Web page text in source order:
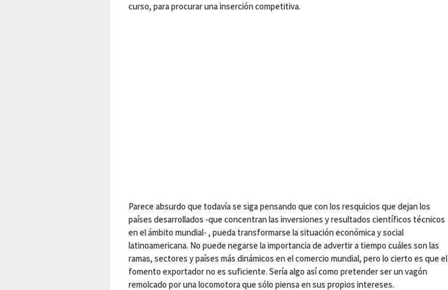
curso, para procurar una inserción competitiva.
Parece absurdo que todavía se siga pensando que con los resquicios que dejan los
países desarrollados -que concentran las inversiones y resultados científicos técnicos
en el ámbito mundial- , pueda transformarse la situación económica y social
latinoamericana. No puede negarse la importancia de advertir a tiempo cuáles son las
ramas, sectores y países más dinámicos en el comercio mundial, pero lo cierto es que el
fomento exportador no es suficiente. Sería algo así como pretender ser un vagón
remolcado por una locomotora que sólo piensa en sus propios intereses.